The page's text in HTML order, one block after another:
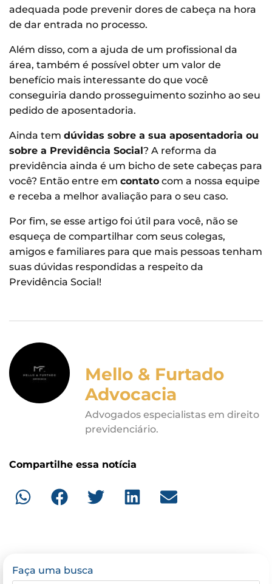
adequada pode prevenir dores de cabeça na hora
de dar entrada no processo.
Além disso, com a ajuda de um profissional da
área, também é possível obter um valor de
benefício mais interessante do que você
conseguiria dando prosseguimento sozinho ao seu
pedido de aposentadoria.
Ainda tem dúvidas sobre a sua aposentadoria ou
sobre a Previdência Social? A reforma da
previdência ainda é um bicho de sete cabeças para
você? Então entre em contato com a nossa equipe
e receba a melhor avaliação para o seu caso.
Por fim, se esse artigo foi útil para você, não se
esqueça de compartilhar com seus colegas,
amigos e familiares para que mais pessoas tenham
suas dúvidas respondidas a respeito da
Previdência Social!
Mello & Furtado
Advocacia
Advogados especialistas em direito
previdenciário.
Compartilhe essa notícia
Faça uma busca